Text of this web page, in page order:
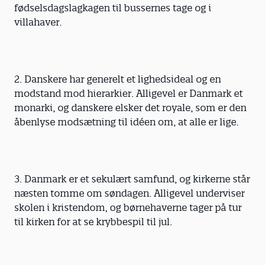
fødselsdagslagkagen til bussernes tage og i
villahaver.
2. Danskere har generelt et lighedsideal og en
modstand mod hierarkier. Alligevel er Danmark et
monarki, og danskere elsker det royale, som er den
åbenlyse modsætning til idéen om, at alle er lige.
3. Danmark er et sekulært samfund, og kirkerne står
næsten tomme om søndagen. Alligevel underviser
skolen i kristendom, og børnehaverne tager på tur
til kirken for at se krybbespil til jul.